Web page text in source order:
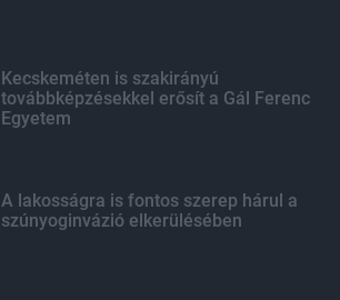
Kecskeméten is szakirányú
továbbképzésekkel erősít a Gál Ferenc
Egyetem
A lakosságra is fontos szerep hárul a
szúnyoginvázió elkerülésében